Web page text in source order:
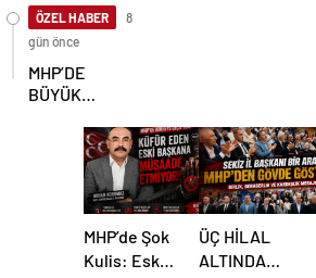
Başkanlığı
İçin
Beklenen
Hamle Geldi
ÖZEL HABER
8
gün önce
MHP’DE
BÜYÜK
MHP’de Şok
Kulis: Eski
ÜÇ HİLAL
ALTINDA